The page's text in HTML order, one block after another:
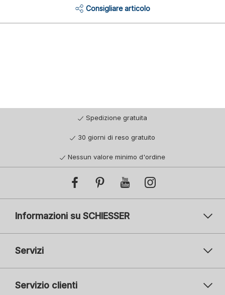
Consigliare articolo
Spedizione gratuita
30 giorni di reso gratuito
Nessun valore minimo d'ordine
Informazioni su SCHIESSER
Servizi
Servizio clienti